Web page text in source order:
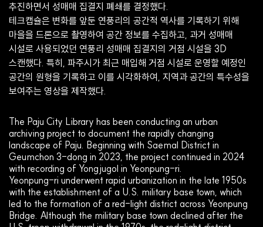
추진하면서 성매매 집결지 폐쇄를 결정했다.
테크캡슐은 변화를 앞둔 연풍리의 공간적 역사를 기록하기 위해
마을을 드론으로 촬영하여 공간 정보를 수집하고, 과거 성매매
시설로 사용되었던 연풍리 성매매 집결지의 거점 시설을 3D
스캔했다. 특히, 파주시가 최근 매입해 거점 시설로 운영할 예정인
공간의 원형을 기록하고 이를 시각화하여, 지역과 공간의 특수성을
보여주는 영상을 제작했다.
The Paju City Library has been conducting an urban
archiving project to document the rapidly changing
landscape of Paju. Beginning with Saemal District in
Geumchon 3-dong in 2023, the project continued in 2024
with recording of Yongjugol in Yeonpung-ri.
Yeonpung-ri underwent rapid urbanization in the late 1950s
with the establishment of a U.S. military base town, which
led to the formation of a red-light district across Yeonpung
Bridge. Although the military base town declined after the